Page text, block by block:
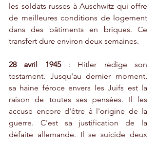
les soldats russes à Auschwitz qui offre
de meilleures conditions de logement
dans des bâtiments en briques. Ce
transfert dure environ deux semaines.
28 avril 1945 : Hitler rédige son
testament. Jusqu'au dernier moment,
sa haine féroce envers les Juifs est la
raison de toutes ses pensées. Il les
accuse encore d'être à l'origine de la
guerre. C'est sa justification de la
défaite allemande. Il se suicide deux